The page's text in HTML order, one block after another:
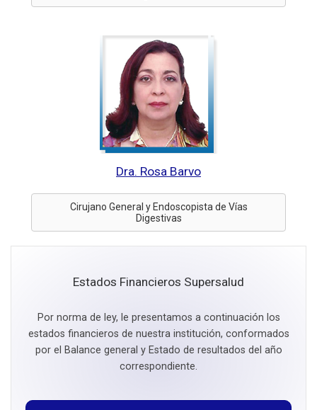
Dra. Rosa Barvo
Cirujano General y Endoscopista de Vías
Digestivas
Estados Financieros Supersalud
Por norma de ley, le presentamos a continuación los
estados financieros de nuestra institución, conformados
por el Balance general y Estado de resultados del año
correspondiente.